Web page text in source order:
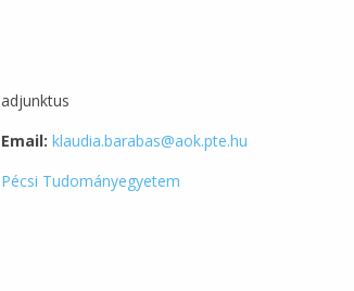
adjunktus
Email: klaudia.barabas@aok.pte.hu
Pécsi Tudományegyetem